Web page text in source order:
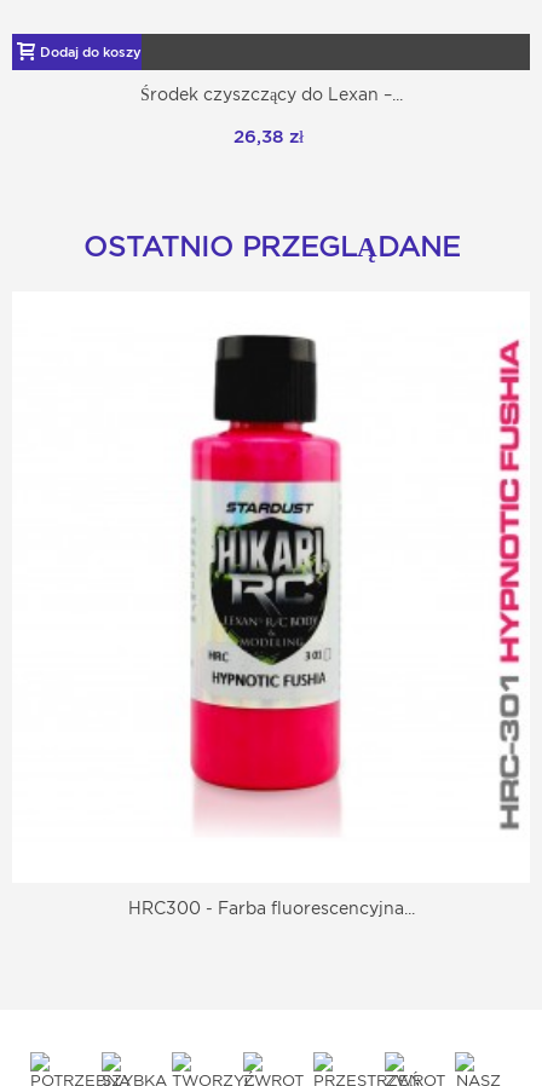
Dodaj do koszyka
Środek czyszczący do Lexan –...
26,38 zł
OSTATNIO PRZEGLĄDANE
HRC300 - Farba fluorescencyjna...